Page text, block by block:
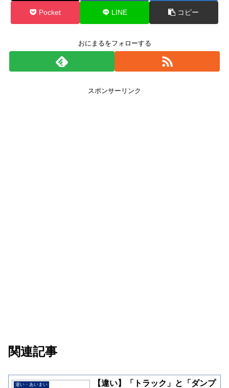
Pocket LINE コピー
おにまるをフォローする
スポンサーリンク
関連記事
違い・あいまい
【違い】「トラック」と「ダンプ